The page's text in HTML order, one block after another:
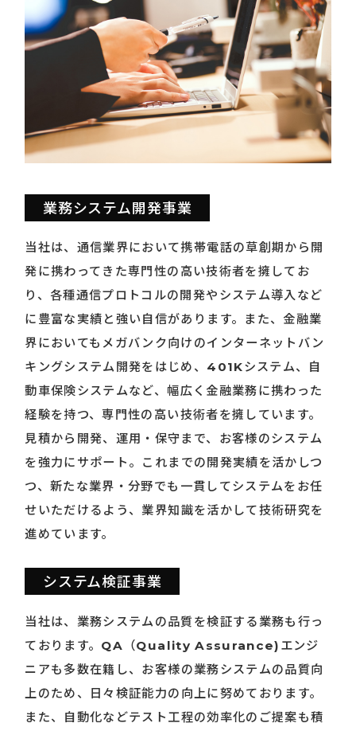
業務システム開発事業
当社は、通信業界において携帯電話の草創期から開
発に携わってきた専門性の高い技術者を擁してお
り、各種通信プロトコルの開発や システム導入など
に豊富な実績と強い自信があります。 また、金融業
界においてもメガバンク向けのインターネットバン
キングシステム開発をはじめ、401Kシステム、自
動車保険システムなど、幅広く金融業務に携わった
経験を持つ、専門性の高い技術者を擁しています。
見積から開発、運用・保守まで、お客様のシステム
を強力にサポート。 これまでの開発実績を活かしつ
つ、新たな業界・分野でも 一貫してシステムをお任
せいただけるよう、業界知識を活かして技術研究を
進めています。
システム検証事業
当社は、業務システムの品質を検証する業務も行っ
ております。 QA（Quality Assurance)エンジ
ニアも多数在籍し、 お客様の業務システムの品質向
上のため、
日々検証能力の向上に努めております。
また、 自動化などテスト工程の効率化のご提案も積